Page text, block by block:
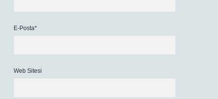
E-Posta*
Web Sitesi